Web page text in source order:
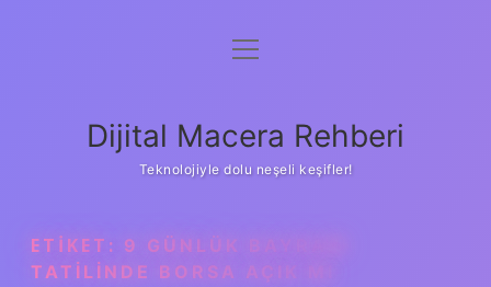
Anasayfa
Yasal Uyarı
menüyü
Dijital Macera Rehberi
Teknolojiyle dolu neşeli keşifler!
ETIKET: 9 GÜNLÜK BAYRAM
TATILINDE BORSA AÇIK MI